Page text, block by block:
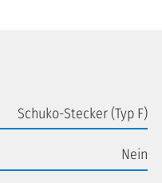
Schuko-Stecker (Typ F)
Nein